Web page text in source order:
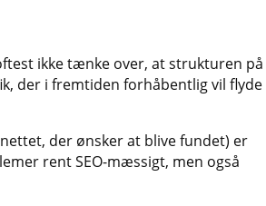
ikke tænke over, at strukturen på
der i fremtiden forhåbentlig vil flyde
der ønsker at blive fundet) er
rent SEO-mæssigt, men også